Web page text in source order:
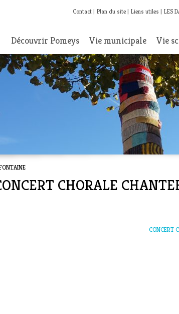
Contact Plan du site Liens utiles LES
Découvrir Pomeys Vie municipale Vie
CHORALE
CONCERT